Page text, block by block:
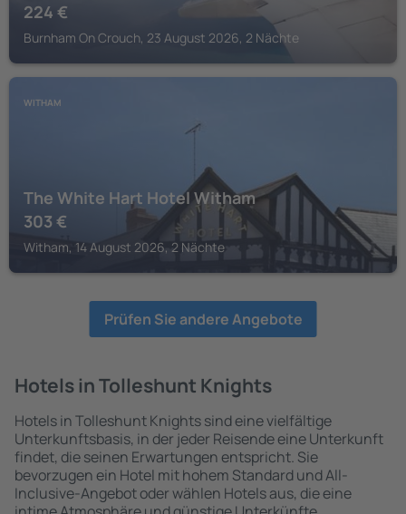
224 €
Burnham On Crouch, 23 August 2026, 2 Nächte
WITHAM
The White Hart Hotel Witham
303 €
Witham, 14 August 2026, 2 Nächte
Prüfen Sie andere Angebote
Hotels in Tolleshunt Knights
Hotels in Tolleshunt Knights sind eine vielfältige
Unterkunftsbasis, in der jeder Reisende eine Unterkunft
findet, die seinen Erwartungen entspricht. Sie
bevorzugen ein Hotel mit hohem Standard und All-
Inclusive-Angebot oder wählen Hotels aus, die eine